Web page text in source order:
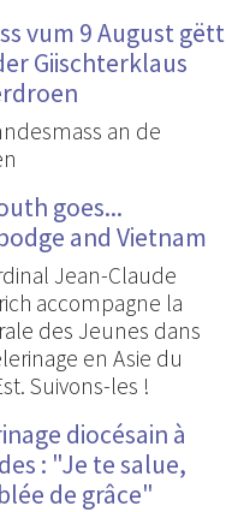
vum 9 August gëtt
Giischterklaus
an de
goes...
and Vietnam
Jean-Claude
accompagne la
des Jeunes dans
en Asie du
Suivons-les !
diocésain à
: "Je te salue,
de grâce"